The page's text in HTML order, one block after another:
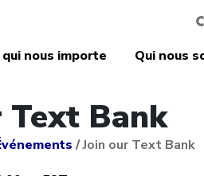
qui nous importe Qui nous
Text Bank
/Join our Text Bank